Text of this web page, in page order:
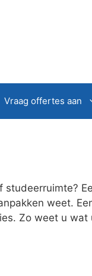
Vraag offertes aan
studeerruimte?
weet.
Zo weet u wat